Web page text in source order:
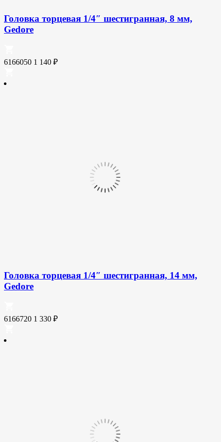
Головка торцевая 1/4″ шестигранная, 8 мм,
Gedore
6166050 1 140 ₽
Головка торцевая 1/4″ шестигранная, 14 мм,
Gedore
6166720 1 330 ₽